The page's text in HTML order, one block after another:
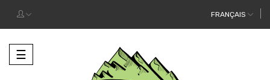
FRANÇAIS
Toggle
navigation
☰